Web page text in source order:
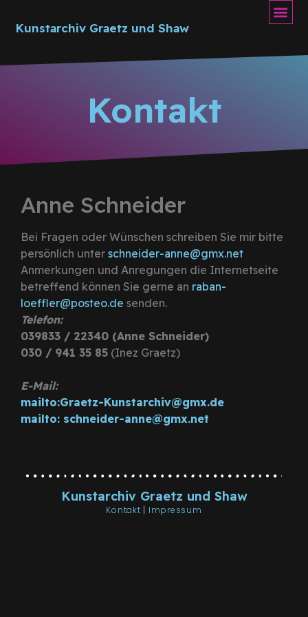
Kunstarchiv Graetz und Shaw
Kontakt
Anne Schneider
Bei Fragen oder Wünschen schreiben Sie mir bitte
persönlich unter schneider-anne@gmx.net
Anmerkungen und Anregungen die Internetseite
betreffend können Sie gerne an raban-
loeffler@posteo.de senden.
Telefon:
039833 / 22340 (Anne Schneider)
030 / 941 35 85 (Inez Graetz)
E-Mail:
mailto:Graetz-Kunstarchiv@gmx.de
mailto: schneider-anne@gmx.net
Kunstarchiv Graetz und Shaw
Kontakt | Impressum